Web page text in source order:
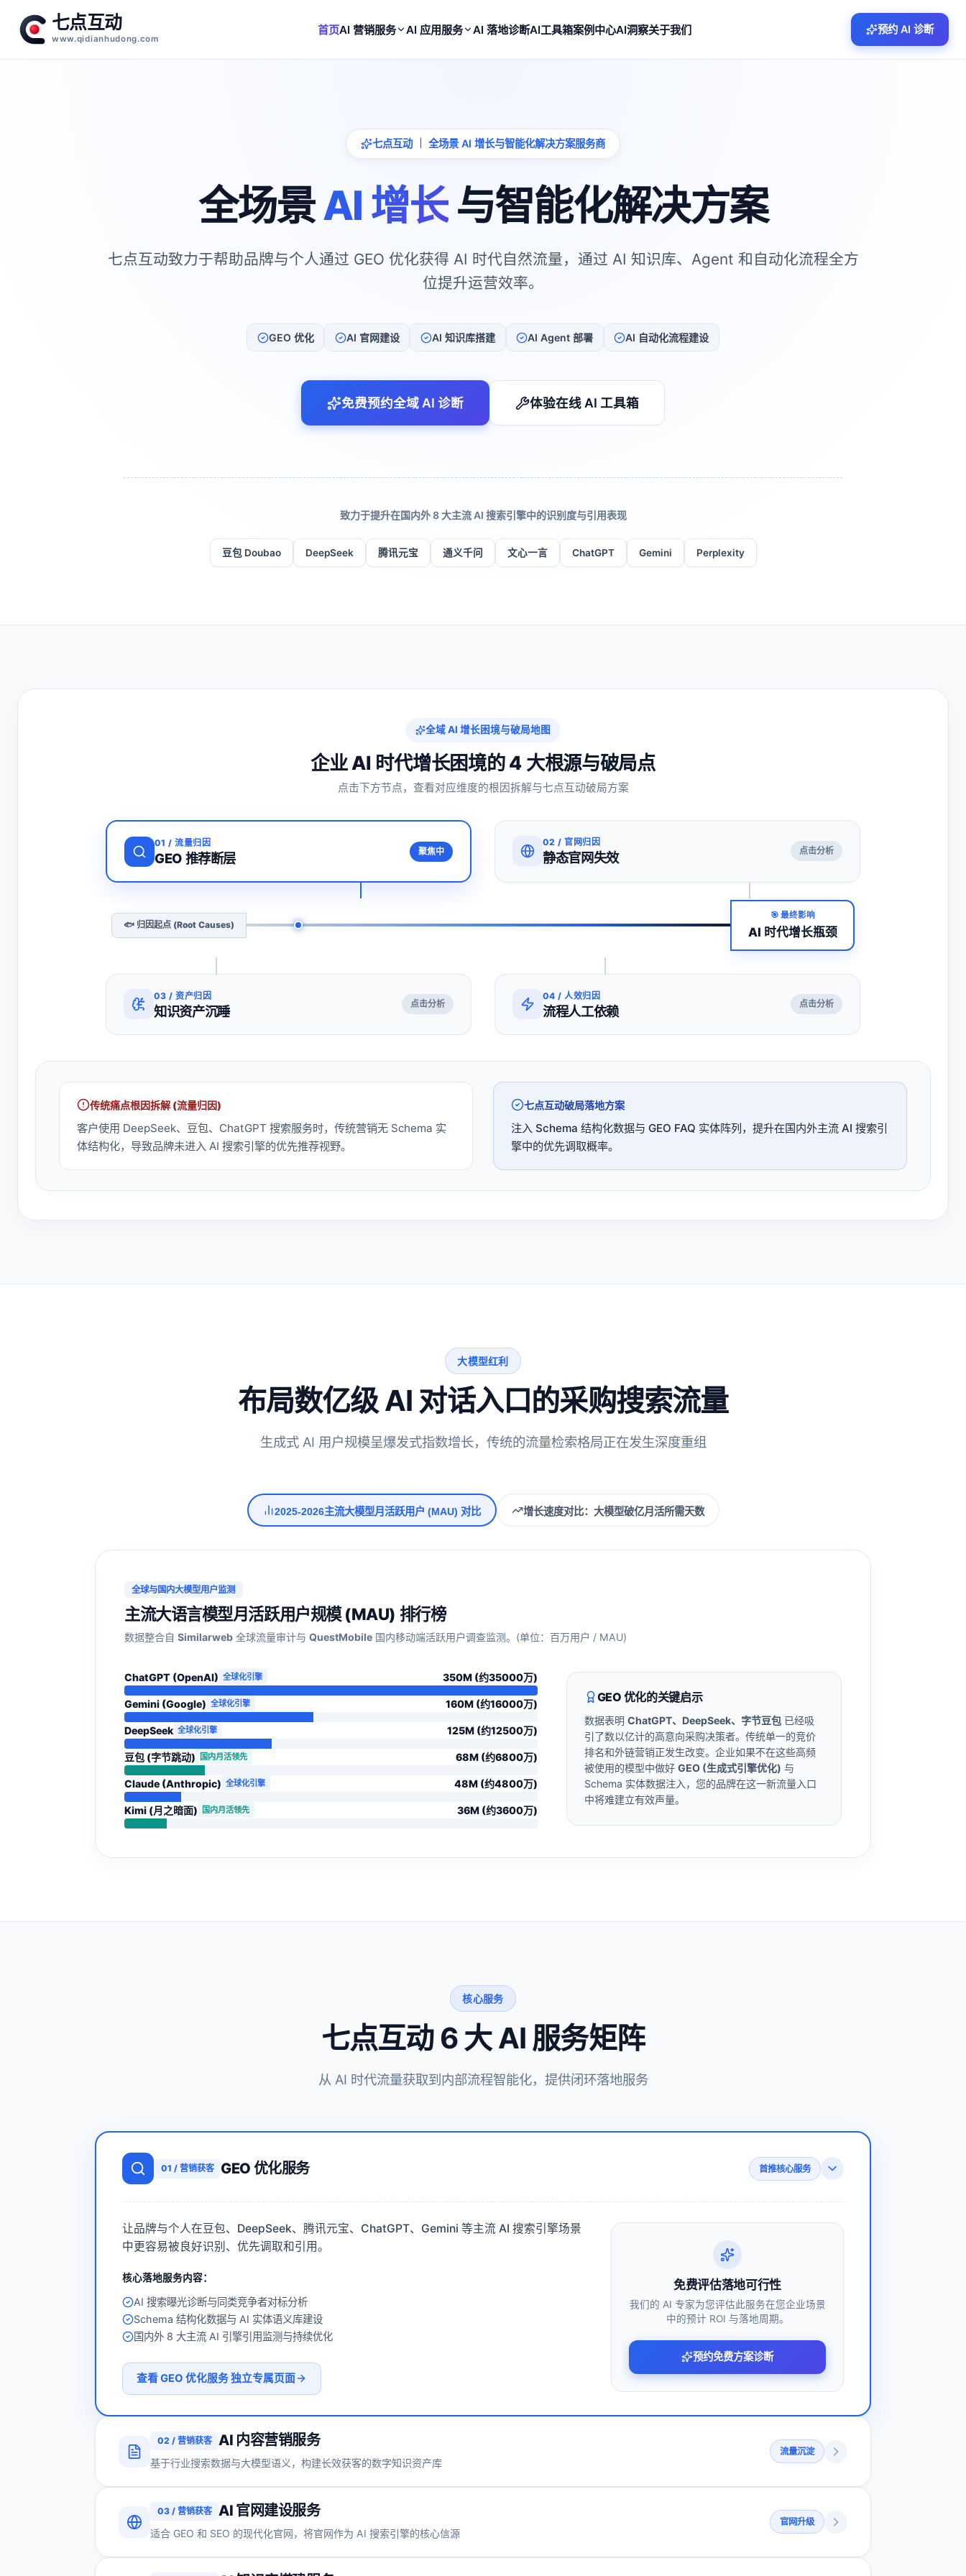
七点互动
www.qidianhudong.com
首页AI 营销服务 AI 应用服务 AI 落地诊断AI工具箱案例中心AI洞察关于我们 预约 AI 诊断
七点互动 ｜ 全场景 AI 增长与智能化解决方案服务商
全场景AI 增长与智能化解决方案
七点互动致力于帮助品牌与个人通过 GEO 优化获得 AI 时代自然流量，通过 AI 知识库、Agent 和自动化流程全方
位提升运营效率。
GEO 优化 AI 官网建设 AI 知识库搭建 AI Agent 部署 AI 自动化流程建设
免费预约全域 AI 诊断 体验在线 AI 工具箱
致力于提升在国内外 8 大主流 AI 搜索引擎中的识别度与引用表现
豆包 Doubao DeepSeek 腾讯元宝 通义千问 文心一言 ChatGPT Gemini Perplexity
全域 AI 增长困境与破局地图
企业 AI 时代增长困境的 4 大根源与破局点
点击下方节点，查看对应维度的根因拆解与七点互动破局方案
01 /流量归因
GEO 推荐断层 聚焦中
02 / 官网归因
静态官网失效 点击分析
🐟 归因起点 (Root Causes)
🎯 最终影响
AI 时代增长瓶颈
03 /资产归因
知识资产沉睡 点击分析
04 /人效归因
流程人工依赖 点击分析
传统痛点根因拆解 (流量归因)
客户使用 DeepSeek、豆包、ChatGPT 搜索服务时，传统营销无 Schema 实
体结构化，导致品牌未进入 AI 搜索引擎的优先推荐视野。
七点互动破局落地方案
注入 Schema 结构化数据与 GEO FAQ 实体阵列，提升在国内外主流 AI 搜索引
擎中的优先调取概率。
大模型红利
布局数亿级 AI 对话入口的采购搜索流量
生成式 AI 用户规模呈爆发式指数增长，传统的流量检索格局正在发生深度重组
2025-2026主流大模型月活跃用户 (MAU) 对比 增长速度对比：大模型破亿月活所需天数
全球与国内大模型用户监测
主流大语言模型月活跃用户规模 (MAU) 排行榜
数据整合自 Similarweb 全球流量审计与 QuestMobile 国内移动端活跃用户调查监测。(单位：百万用户 / MAU)
ChatGPT (OpenAI) 全球化引擎 350M (约35000万)
Gemini (Google) 全球化引擎 160M (约16000万)
DeepSeek 全球化引擎 125M (约12500万)
豆包 (字节跳动) 国内月活领先 68M (约6800万)
Claude (Anthropic) 全球化引擎 48M (约4800万)
Kimi (月之暗面) 国内月活领先 36M (约3600万)
GEO 优化的关键启示
数据表明 ChatGPT、DeepSeek、字节豆包已经吸
引了数以亿计的高意向采购决策者。传统单一的竞价
排名和外链营销正发生改变。企业如果不在这些高频
被使用的模型中做好 GEO (生成式引擎优化) 与
Schema 实体数据注入，您的品牌在这一新流量入口
中将难建立有效声量。
核心服务
七点互动 6 大 AI 服务矩阵
从 AI 时代流量获取到内部流程智能化，提供闭环落地服务
01 / 营销获客 GEO 优化服务 首推核心服务
让品牌与个人在豆包、DeepSeek、腾讯元宝、ChatGPT、Gemini 等主流 AI 搜索引擎场景
中更容易被良好识别、优先调取和引用。
核心落地服务内容：
AI 搜索曝光诊断与同类竞争者对标分析
Schema 结构化数据与 AI 实体语义库建设
国内外 8 大主流 AI 引擎引用监测与持续优化
查看GEO 优化服务独立专属页面
免费评估落地可行性
我们的 AI 专家为您评估此服务在您企业场景
中的预计 ROI 与落地周期。
预约免费方案诊断
02 / 营销获客 AI 内容营销服务
基于行业搜索数据与大模型语义，构建长效获客的数字知识资产库
流量沉淀
03/ 营销获客 AI 官网建设服务
适合 GEO 和 SEO 的现代化官网，将官网作为 AI 搜索引擎的核心信源
官网升级